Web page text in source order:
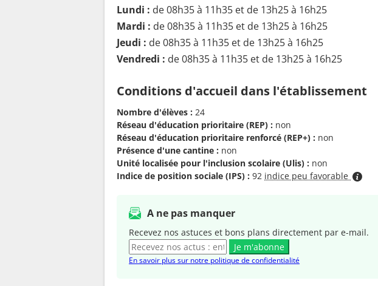
Lundi : de 08h35 à 11h35 et de 13h25 à 16h25
Mardi : de 08h35 à 11h35 et de 13h25 à 16h25
Jeudi : de 08h35 à 11h35 et de 13h25 à 16h25
Vendredi : de 08h35 à 11h35 et de 13h25 à 16h25
Conditions d'accueil dans l'établissement
Nombre d'élèves : 24
Réseau d'éducation prioritaire (REP) : non
Réseau d'éducation prioritaire renforcé (REP+) : non
Présence d'une cantine : non
Unité localisée pour l'inclusion scolaire (Ulis) : non
Indice de position sociale (IPS) : 92 indice peu favorable
A ne pas manquer
Recevez nos astuces et bons plans directement par e-mail.
Je m'abonne
En savoir plus sur notre politique de confidentialité